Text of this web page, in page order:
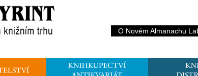
O Novém Almanachu